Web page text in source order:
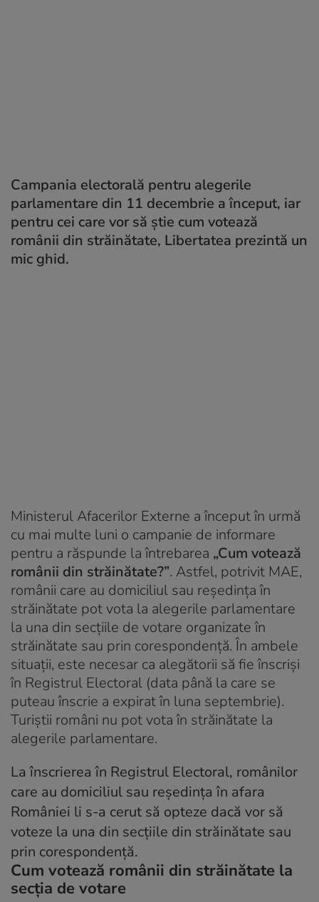
Campania electorală pentru alegerile
parlamentare din 11 decembrie a început, iar
pentru cei care vor să ştie cum votează
românii din străinătate, Libertatea prezintă un
mic ghid.
Ministerul Afacerilor Externe a început în urmă
cu mai multe luni o campanie de informare
pentru a răspunde la întrebarea „Cum votează
românii din străinătate?”. Astfel, potrivit MAE,
românii care au domiciliul sau reşedinţa în
străinătate pot vota la alegerile parlamentare
la una din secţiile de votare organizate în
străinătate sau prin corespondenţă. În ambele
situaţii, este necesar ca alegătorii să fie înscrişi
în Registrul Electoral (data până la care se
puteau înscrie a expirat în luna septembrie).
Turiştii români nu pot vota în străinătate la
alegerile parlamentare.
La înscrierea în Registrul Electoral, românilor
care au domiciliul sau reşedinţa în afara
României li s-a cerut să opteze dacă vor să
voteze la una din secţiile din străinătate sau
prin corespondenţă.
Cum votează românii din străinătate la
secţia de votare